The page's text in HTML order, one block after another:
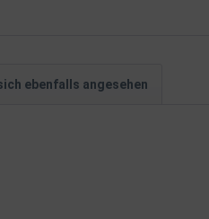
ebenfalls angesehen